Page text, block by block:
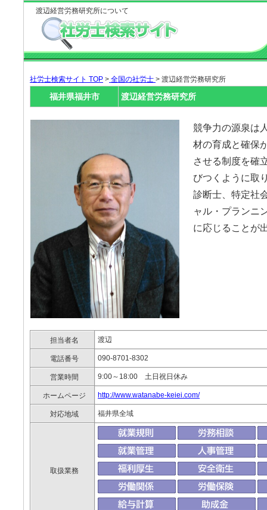
渡辺経営労務研究所について
社労士検索サイト TOP > 全国の社労士 > 渡辺経営労務研究所
福井県福井市 渡辺経営労務研究所
競争力の源泉は
材の育成と確保
させる制度を確
びつくように取
診断士、特定社
ャル・プランニ
に応じることが
担当者名 渡辺
電話番号 090-8701-8302
営業時間 9:00～18:00 土日祝日休み
ホームページ http://www.watanabe-keiei.com/
対応地域 福井県全域
取扱業務